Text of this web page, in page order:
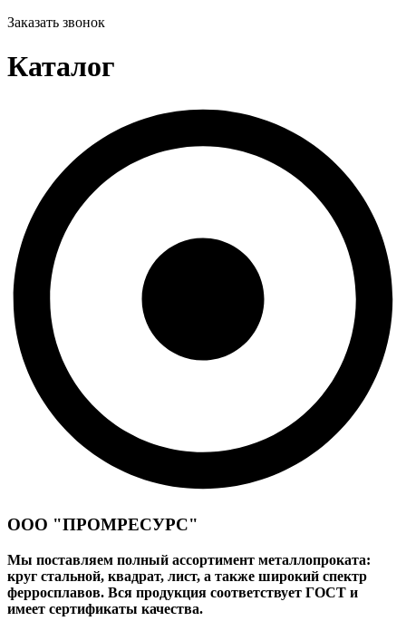
Заказать звонок
Каталог
ООО "ПРОМРЕСУРС"
Мы поставляем полный ассортимент металлопроката:
круг стальной, квадрат, лист, а также широкий спектр
ферросплавов. Вся продукция соответствует ГОСТ и
имеет сертификаты качества.